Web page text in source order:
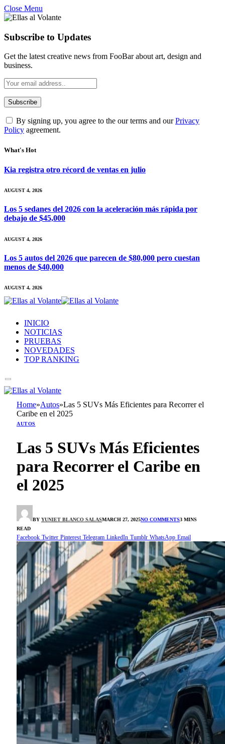
Close Menu
Subscribe to Updates
Get the latest creative news from FooBar about art, design and
business.
By signing up, you agree to the our terms and ourPrivacy
Policy agreement.
What's Hot
Kia registra otro récord de ventas en julio
AUGUST 4, 2026
Los 5 sedanes del 2026 con la aceleración más rápida por
debajo de $45,000
AUGUST 4, 2026
Los 5 autos del 2026 que parecen de $80,000 pero cuestan
menos de $40,000
AUGUST 4, 2026
INICIO
NOTICIAS
PRUEBAS
NOVEDADES
TOP RANKING
Home»Autos»Las 5 SUVs Más Eficientes para Recorrer el
Caribe en el 2025
AUTOS
Las 5 SUVs Más Eficientes
para Recorrer el Caribe en
el 2025
BY YUNIET BLANCO SALASMARCH 27, 2025NO COMMENTS3 MINS
READ
Facebook Twitter Pinterest Telegram LinkedIn Tumblr WhatsApp Email